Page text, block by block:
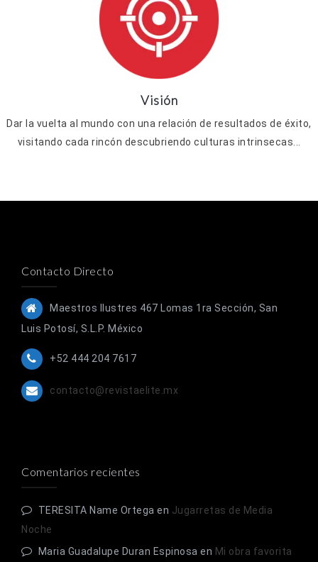
Visión
Dar la vuelta al mundo con una relación de resultados de éxito,
visitando cada rincón descubriendo culturas intrinsecas...
Contacto Directo
Maestros Ilustres 467 Lomas 1ra Sección, San
Luis Potosí, S.L.P. México
+52 444 204 7617
contacto@revistaelite.mx
Comentarios recientes
TERESITA Name Ortega en Jugarretas de Media
Noche
Maria Guadalupe Duran Espinosa en Mi obra favorita